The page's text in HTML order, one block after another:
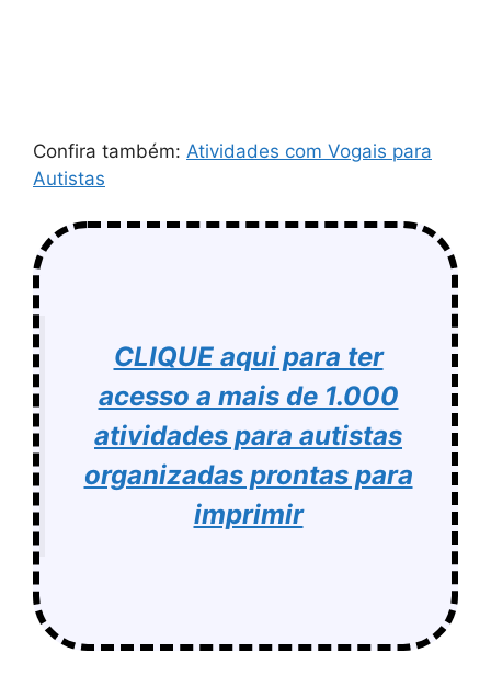
Confira também: Atividades com Vogais para
Autistas
CLIQUE aqui para ter
acesso a mais de 1.000
atividades para autistas
organizadas prontas para
imprimir